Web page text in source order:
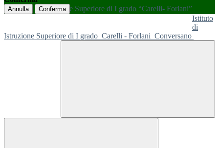
Annulla Conferma
Istituto
di
Istruzione Superiore di I grado Carelli - Forlani Conversano